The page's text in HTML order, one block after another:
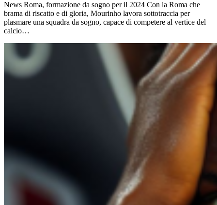
News Roma, formazione da sogno per il 2024 Con la Roma che
brama di riscatto e di gloria, Mourinho lavora sottotraccia per
plasmare una squadra da sogno, capace di competere al vertice del
calcio…